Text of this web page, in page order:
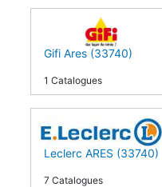
Gifi Ares (33740)
1 Catalogues
Leclerc ARES (33740)
7 Catalogues